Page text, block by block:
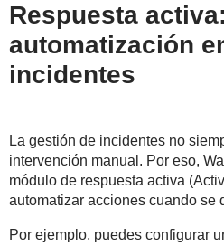
Respuesta activa:
automatización
incidentes
La gestión de incidentes no
intervención manual. Por eso,
módulo de respuesta activa
automatizar acciones cuando se
Por ejemplo, puedes configurar